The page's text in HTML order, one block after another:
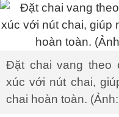
Đặt chai vang theo
xúc với nút chai,
chai hoàn toàn.